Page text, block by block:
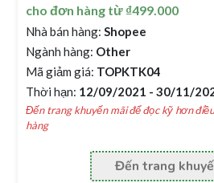
cho đơn hàng từ ₫499.000
Nhà bán hàng: Shopee
Ngành hàng: Other
Mã giảm giá: TOPKTK04
Thời hạn: 12/09/2021 - 30/11/
Đến trang khuyến mãi để đọc kỹ hơn
hàng
Đến trang